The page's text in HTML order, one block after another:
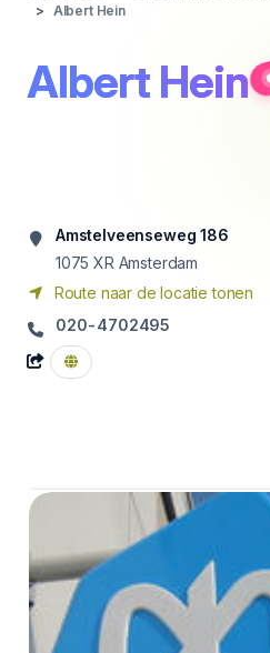
Albert Hein
Albert Hein
Amstelveenseweg 186
1075 XR Amsterdam
Route naar de locatie tonen
020-4702495